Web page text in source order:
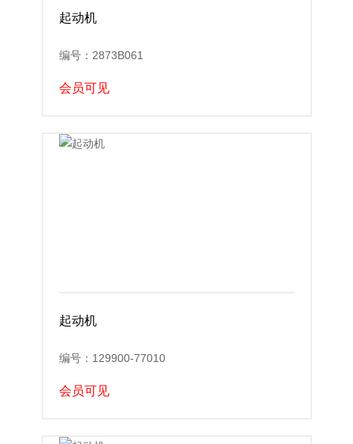
起动机
编号：2873B061
会员可见
起动机
编号：129900-77010
会员可见